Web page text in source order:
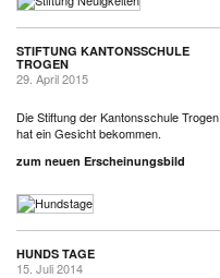
STIFTUNG KANTONSSCHULE
TROGEN
29. April 2015
Die Stiftung der Kantonsschule Trogen
hat ein Gesicht bekommen.
zum neuen Erscheinungsbild
HUNDS TAGE
15. Juli 2014